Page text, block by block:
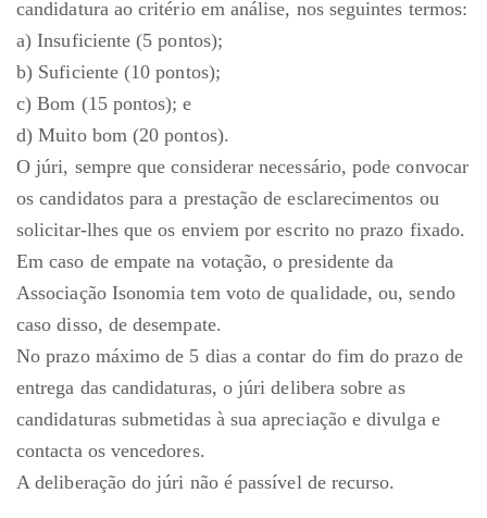
candidatura ao critério em análise, nos seguintes termos:
a) Insuficiente (5 pontos);
b) Suficiente (10 pontos);
c) Bom (15 pontos); e
d) Muito bom (20 pontos).
O júri, sempre que considerar necessário, pode convocar
os candidatos para a prestação de esclarecimentos ou
solicitar-lhes que os enviem por escrito no prazo fixado.
Em caso de empate na votação, o presidente da
Associação Isonomia tem voto de qualidade, ou, sendo
caso disso, de desempate.
No prazo máximo de 5 dias a contar do fim do prazo de
entrega das candidaturas, o júri delibera sobre as
candidaturas submetidas à sua apreciação e divulga e
contacta os vencedores.
A deliberação do júri não é passível de recurso.